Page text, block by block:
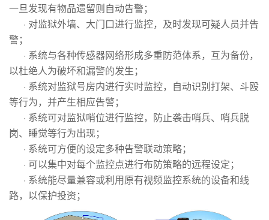
一旦发现有物品遗留则自动告警；
· 对监狱外墙、大门口进行监控，及时发现可疑人员并告
警；
· 系统与各种传感器网络形成多重防范体系，互为备份，
以杜绝人为破坏和漏警的发生；
· 系统对监狱号房内进行实时监控，自动识别打架、斗殴
等行为，并产生相应告警；
· 系统可对监狱哨位进行监控，防止袭击哨兵、哨兵脱
岗、睡觉等行为出现；
· 系统可方便的设定多种告警联动策略；
· 可以集中对每个监控点进行布防策略的远程设定；
· 系统能尽量兼容或利用原有视频监控系统的设备和线
路，以保护投资；